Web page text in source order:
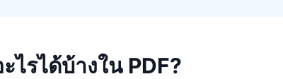
รได้บ้างใน PDF?